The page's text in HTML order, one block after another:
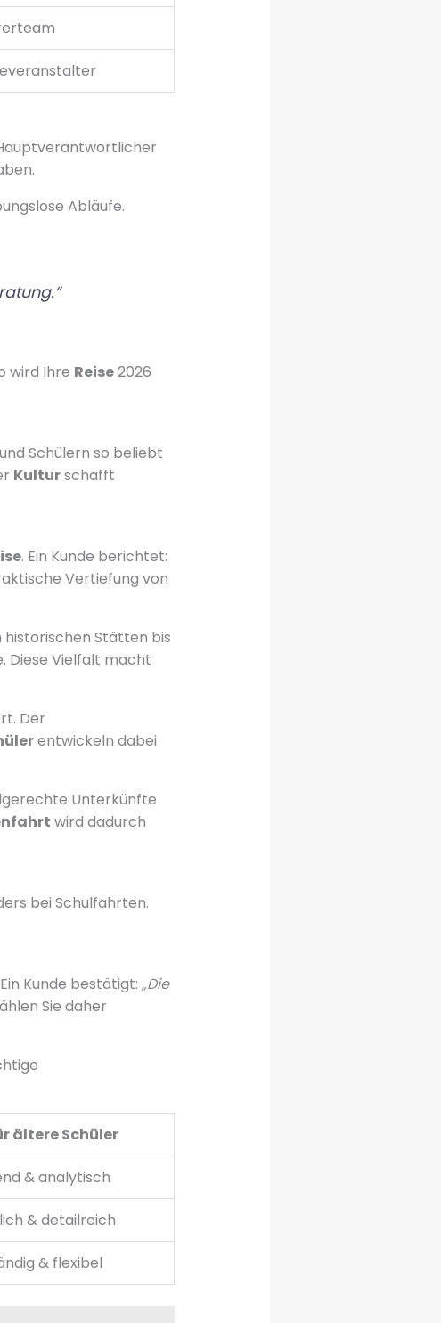
Abläufe.
wird Ihre Reise2026
Schülern so beliebt
Kulturschafft
. Ein Kunde berichtet:
Vertiefung von
Stätten bis
Diese Vielfalt macht
Der
entwickeln dabei
Unterkünfte
wird dadurch
bei Schulfahrten.
Kunde bestätigt: „Die
Sie daher
ältere Schüler
& analytisch
& detailreich
& flexibel